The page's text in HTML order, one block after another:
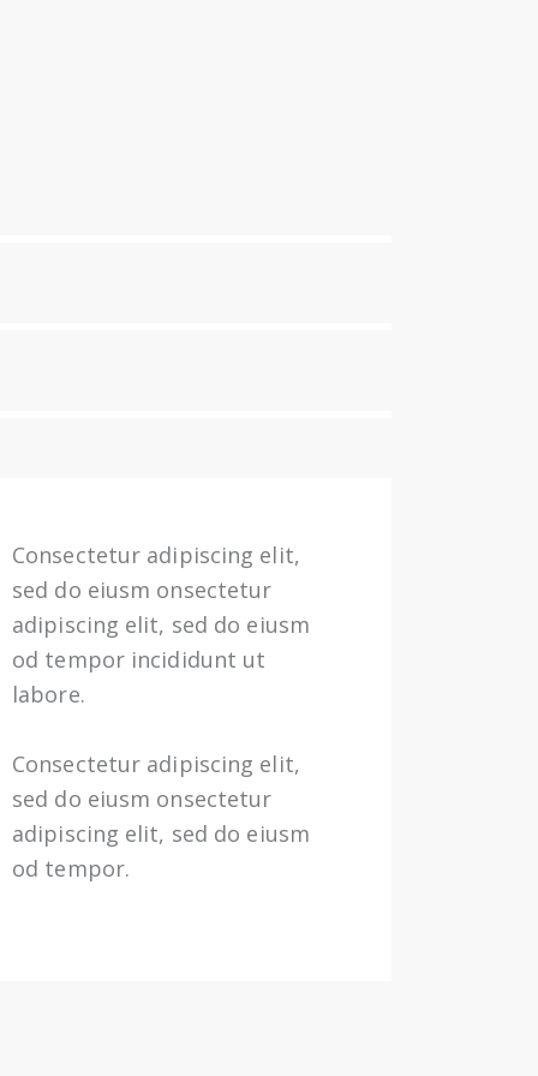
Consectetur adipiscing elit,
sed do eiusm onsectetur
adipiscing elit, sed do eiusm
od tempor incididunt ut
labore.
Consectetur adipiscing elit,
sed do eiusm onsectetur
adipiscing elit, sed do eiusm
od tempor.